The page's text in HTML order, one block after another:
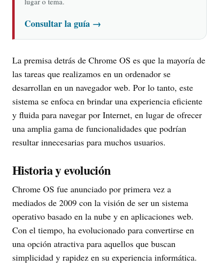
Consultar la guía →
La premisa detrás de Chrome OS es que la mayoría de
las tareas que realizamos en un ordenador se
desarrollan en un navegador web. Por lo tanto, este
sistema se enfoca en brindar una experiencia eficiente
y fluida para navegar por Internet, en lugar de ofrecer
una amplia gama de funcionalidades que podrían
resultar innecesarias para muchos usuarios.
Historia y evolución
Chrome OS fue anunciado por primera vez a
mediados de 2009 con la visión de ser un sistema
operativo basado en la nube y en aplicaciones web.
Con el tiempo, ha evolucionado para convertirse en
una opción atractiva para aquellos que buscan
simplicidad y rapidez en su experiencia informática.